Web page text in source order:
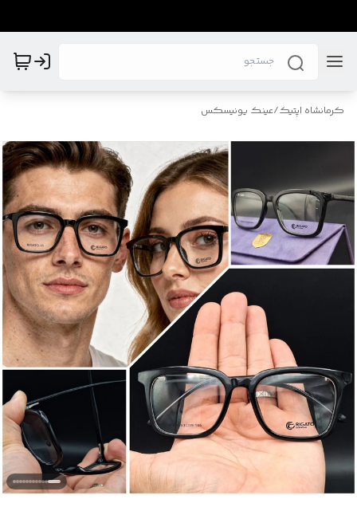
کرمانشاه اپتیک/عینک یونیسکس